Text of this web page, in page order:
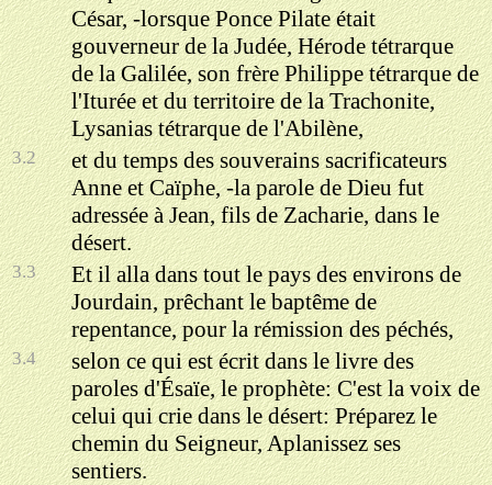
César, -lorsque Ponce Pilate était
gouverneur de la Judée, Hérode tétrarque
de la Galilée, son frère Philippe tétrarque de
l'Iturée et du territoire de la Trachonite,
Lysanias tétrarque de l'Abilène,
3.2
et du temps des souverains sacrificateurs
Anne et Caïphe, -la parole de Dieu fut
adressée à Jean, fils de Zacharie, dans le
désert.
3.3
Et il alla dans tout le pays des environs de
Jourdain, prêchant le baptême de
repentance, pour la rémission des péchés,
3.4
selon ce qui est écrit dans le livre des
paroles d'Ésaïe, le prophète: C'est la voix de
celui qui crie dans le désert: Préparez le
chemin du Seigneur, Aplanissez ses
sentiers.